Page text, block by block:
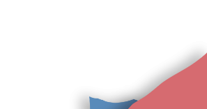
Introductiefestival
Agenda & Vacatures